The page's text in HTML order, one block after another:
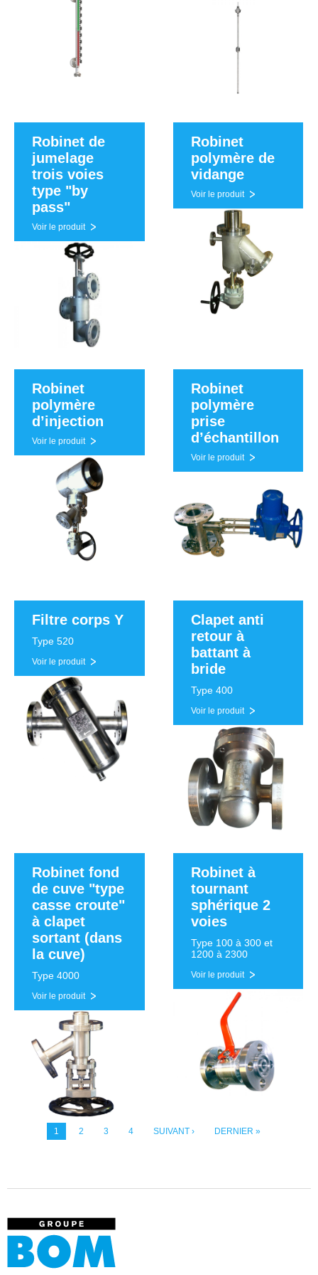
Robinet de
jumelage
trois voies
type "by
pass"
Voir le produit
Robinet
polymère de
vidange
Voir le produit
Robinet
polymère
d’injection
Voir le produit
Robinet
polymère
prise
d’échantillon
Voir le produit
Filtre corps Y
Type 520
Voir le produit
Clapet anti
retour à
battant à
bride
Type 400
Voir le produit
Robinet fond
de cuve "type
casse croute"
à clapet
sortant (dans
la cuve)
Type 4000
Voir le produit
Robinet à
tournant
sphérique 2
voies
Type 100 à 300 et
1200 à 2300
Voir le produit
1 2 3 4 SUIVANT › DERNIER »